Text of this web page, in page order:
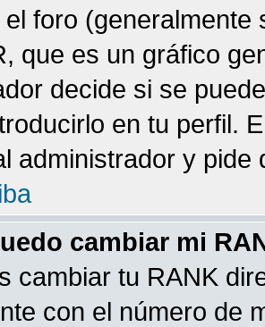
foro
que es un gráfico
decide si se
en tu perfil.
administrador y
cambiar mi
cambiar tu RANK
con el número de